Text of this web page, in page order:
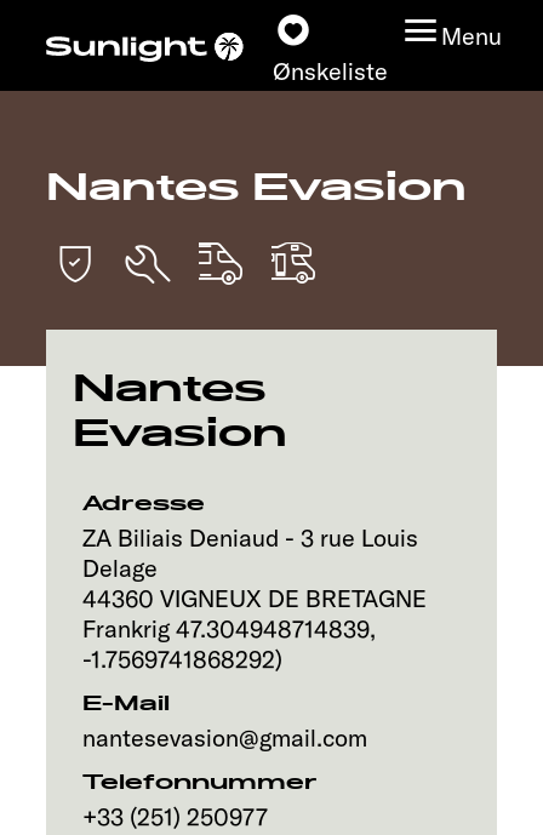
Ønskeliste
Menu
Modeller
Konfigurator
Find din Sunlight
Find forhandler
Service
Nantes Evasion
Nantes
Evasion
Adresse
ZA Biliais Deniaud - 3 rue Louis
Delage
44360 VIGNEUX DE BRETAGNE
Frankrig 47.304948714839,
-1.7569741868292)
E-Mail
nantesevasion@gmail.com
Telefonnummer
+33 (251) 250977